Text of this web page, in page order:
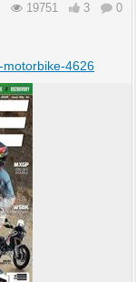
19751 3 0
motorbike-4626